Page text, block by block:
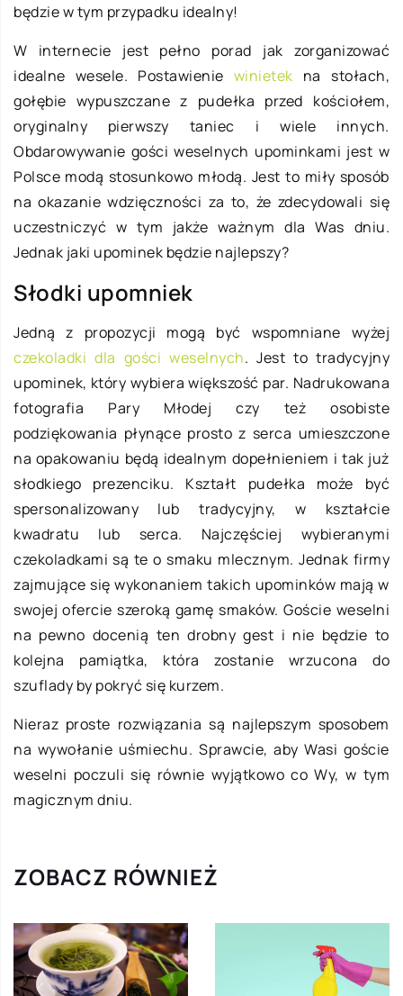
będzie w tym przypadku idealny!
W internecie jest pełno porad jak zorganizować
idealne wesele. Postawienie winietek na stołach,
gołębie wypuszczane z pudełka przed kościołem,
oryginalny pierwszy taniec i wiele innych.
Obdarowywanie gości weselnych upominkami jest w
Polsce modą stosunkowo młodą. Jest to miły sposób
na okazanie wdzięczności za to, że zdecydowali się
uczestniczyć w tym jakże ważnym dla Was dniu.
Jednak jaki upominek będzie najlepszy?
Słodki upomniek
Jedną z propozycji mogą być wspomniane wyżej
czekoladki dla gości weselnych. Jest to tradycyjny
upominek, który wybiera większość par. Nadrukowana
fotografia Pary Młodej czy też osobiste
podziękowania płynące prosto z serca umieszczone
na opakowaniu będą idealnym dopełnieniem i tak już
słodkiego prezenciku. Kształt pudełka może być
spersonalizowany lub tradycyjny, w kształcie
kwadratu lub serca. Najczęściej wybieranymi
czekoladkami są te o smaku mlecznym. Jednak firmy
zajmujące się wykonaniem takich upominków mają w
swojej ofercie szeroką gamę smaków. Goście weselni
na pewno docenią ten drobny gest i nie będzie to
kolejna pamiątka, która zostanie wrzucona do
szuflady by pokryć się kurzem.
Nieraz proste rozwiązania są najlepszym sposobem
na wywołanie uśmiechu. Sprawcie, aby Wasi goście
weselni poczuli się równie wyjątkowo co Wy, w tym
magicznym dniu.
ZOBACZ RÓWNIEŻ